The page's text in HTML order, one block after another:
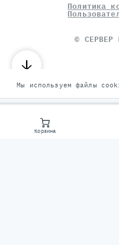
Корзина
Политика
© СЕРВЕР
Мы используем файлы